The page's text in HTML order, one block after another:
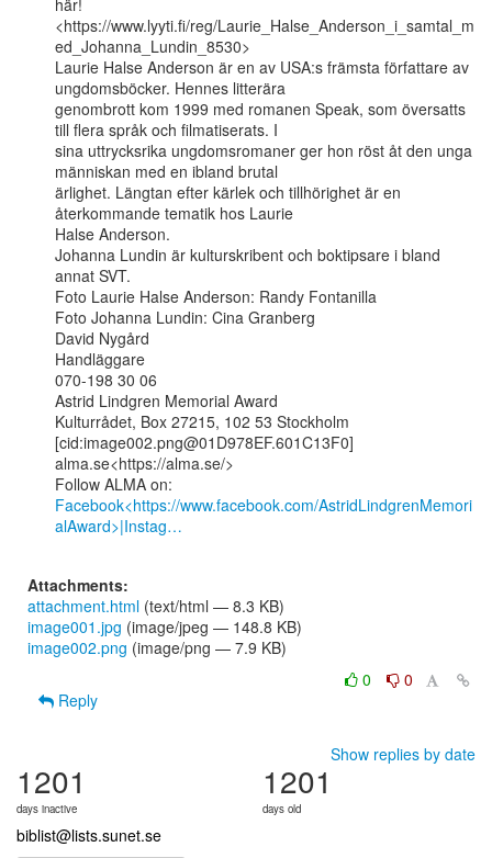
här!
<https://www.lyyti.fi/reg/Laurie_Halse_Anderson_i_samtal_m
ed_Johanna_Lundin_8530>
Laurie Halse Anderson är en av USA:s främsta författare av
ungdomsböcker. Hennes litterära
genombrott kom 1999 med romanen Speak, som översatts
till flera språk och filmatiserats. I
sina uttrycksrika ungdomsromaner ger hon röst åt den unga
människan med en ibland brutal
ärlighet. Längtan efter kärlek och tillhörighet är en
återkommande tematik hos Laurie
Halse Anderson.
Johanna Lundin är kulturskribent och boktipsare i bland
annat SVT.
Foto Laurie Halse Anderson: Randy Fontanilla
Foto Johanna Lundin: Cina Granberg
David Nygård
Handläggare
070-198 30 06
Astrid Lindgren Memorial Award
Kulturrådet, Box 27215, 102 53 Stockholm
[cid:image002.png@01D978EF.601C13F0]
alma.se<https://alma.se/>
Facebook<https://www.facebook.com/AstridLindgrenMemori
alAward>|Instag…
Attachments:
attachment.html (text/html — 8.3 KB)
image001.jpg (image/jpeg — 148.8 KB)
image002.png (image/png — 7.9 KB)
0
0
Reply
Show replies by date
1201
days inactive
1201
days old
biblist@lists.sunet.se